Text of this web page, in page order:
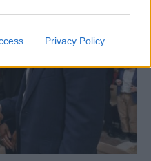
Privacy Policy